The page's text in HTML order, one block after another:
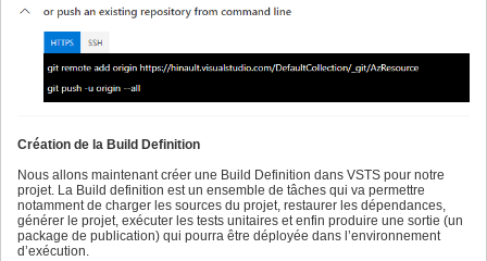
Création de la Build Definition
Nous allons maintenant créer une Build Definition dans VSTS pour notre
projet. La Build definition est un ensemble de tâches qui va permettre
notamment de charger les sources du projet, restaurer les dépendances,
générer le projet, exécuter les tests unitaires et enfin produire une sortie (un
package de publication) qui pourra être déployée dans l’environnement
d’exécution.